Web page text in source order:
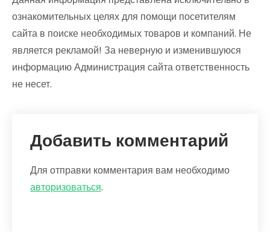
ознакомительных целях для помощи посетителям
сайта в поиске необходимых товаров и компаний. Не
является рекламой! За неверную и изменившуюся
информацию Администрация сайта ответственность
не несет.
Добавить комментарий
Для отправки комментария вам необходимо
авторизоваться.